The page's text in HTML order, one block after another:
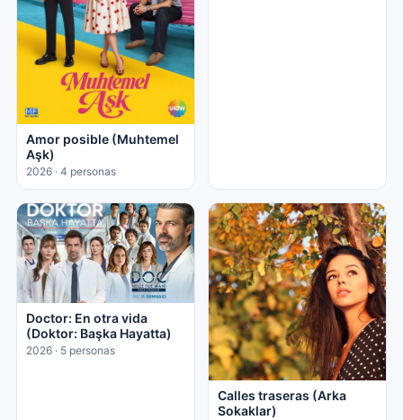
Amor posible (Muhtemel
Aşk)
2026 · 4 personas
Doctor: En otra vida
(Doktor: Başka Hayatta)
2026 · 5 personas
Calles traseras (Arka
Sokaklar)